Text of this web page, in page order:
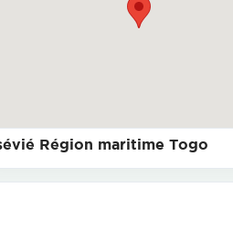
Région maritime Togo